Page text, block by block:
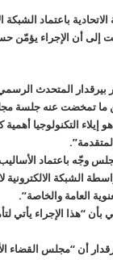
باعتماد الشبكة
إلى أن الإجراء يؤمّن
بيرقدار المتحدث
ما تمخضت عنه جلسة
إيلاء التكنولوجيا
وجّه باعتماد الأساليب
الشبكة
العامة والخاصة”.
“هذا الإجراء يأتي
أن “مجلس القضاء